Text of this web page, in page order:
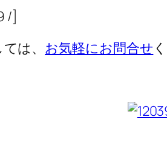
/]
は、 お気軽にお問合せ